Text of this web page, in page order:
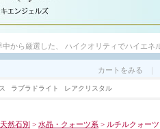
中から厳選した、 ハイクオリティでハイエネ
カートをみる ｜
ラブラドライト レアクリスタル
天然石別 > 水晶・クォーツ系 > ルチルクォーツ